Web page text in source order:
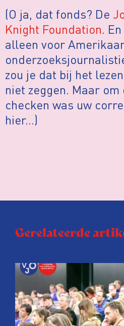
(O ja, dat fonds? De
Knight Foundation.
alleen voor
zou je dat bij het
niet zeggen. Maar
checken was uw
hier…)
Gerelateerde